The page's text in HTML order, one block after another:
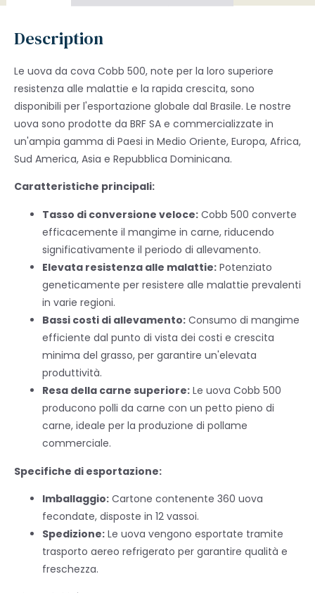
Description
Le uova da cova Cobb 500, note per la loro superiore
resistenza alle malattie e la rapida crescita, sono
disponibili per l'esportazione globale dal Brasile. Le nostre
uova sono prodotte da BRF SA e commercializzate in
un'ampia gamma di Paesi in Medio Oriente, Europa, Africa,
Sud America, Asia e Repubblica Dominicana.
Caratteristiche principali:
Tasso di conversione veloce: Cobb 500 converte
efficacemente il mangime in carne, riducendo
significativamente il periodo di allevamento.
Elevata resistenza alle malattie: Potenziato
geneticamente per resistere alle malattie prevalenti
in varie regioni.
Bassi costi di allevamento: Consumo di mangime
efficiente dal punto di vista dei costi e crescita
minima del grasso, per garantire un'elevata
produttività.
Resa della carne superiore: Le uova Cobb 500
producono polli da carne con un petto pieno di
carne, ideale per la produzione di pollame
commerciale.
Specifiche di esportazione:
Imballaggio: Cartone contenente 360 uova
fecondate, disposte in 12 vassoi.
Spedizione: Le uova vengono esportate tramite
trasporto aereo refrigerato per garantire qualità e
freschezza.